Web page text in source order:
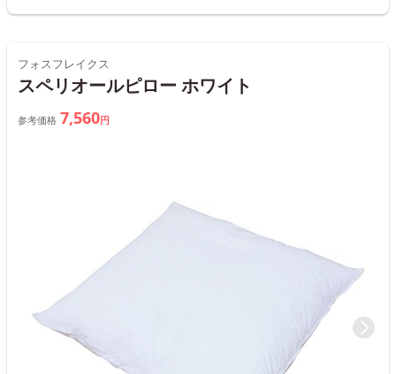
フォスフレイクス
スペリオールピロー ホワイト
参考価格 7,560円